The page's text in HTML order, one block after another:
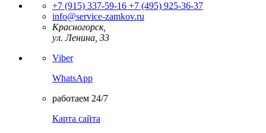
+7 (915) 337-59-16 +7 (495) 925-36-37
info@service-zamkov.ru
Красногорск,
ул. Ленина, 33
Viber
WhatsApp
работаем 24/7
Карта сайта